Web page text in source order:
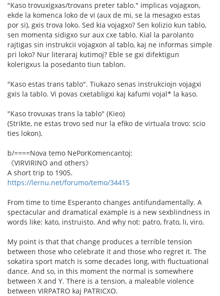
"Kaso trovuxigxas/trovans preter tablo." implicas vojagxon,
ekde la komenca loko de vi (aux de mi, se la mesagxo estas
por si), gxis trova loko. Sed kia vojagxo? Sen kolizio kun tablo,
sen momenta sidigxo sur aux cxe tablo. Kial la parolanto
rajtigas sin instrukcii vojagxon al tablo, kaj ne informas simple
pri loko? Nur literaraj kutimoj? Eble se gxi difektigun
kolerigxus la posedanto tiun tablon.
"Kaso estas trans tablo". Tiukazo senas instrukciojn vojagxi
gxis la tablo. Vi povas cxetabligxi kaj kafumi vojal* la kaso.
"Kaso trovuxas trans la tablo" (Kieo)
(Strikte, ne estas trovo sed nur la efiko de virtuala trovo: scio
ties lokon).
b/====Nova temo NePorKomencantoj:
《VIRVIRINO and others》
A short trip to 1905.
https://lernu.net/forumo/temo/34415
From time to time Esperanto changes antifundamentally. A
spectacular and dramatical example is a new sexblindness in
words like: kato, instruisto. And why not: patro, frato, li, viro.
My point is that that change produces a terrible tension
between those who celebrate it and those who regret it. The
sokatira sport match is some decades long, with fluctuational
dance. And so, in this moment the normal is somewhere
between X and Y. There is a tension, a maleable violence
between VIRPATRO kaj PATRICXO.